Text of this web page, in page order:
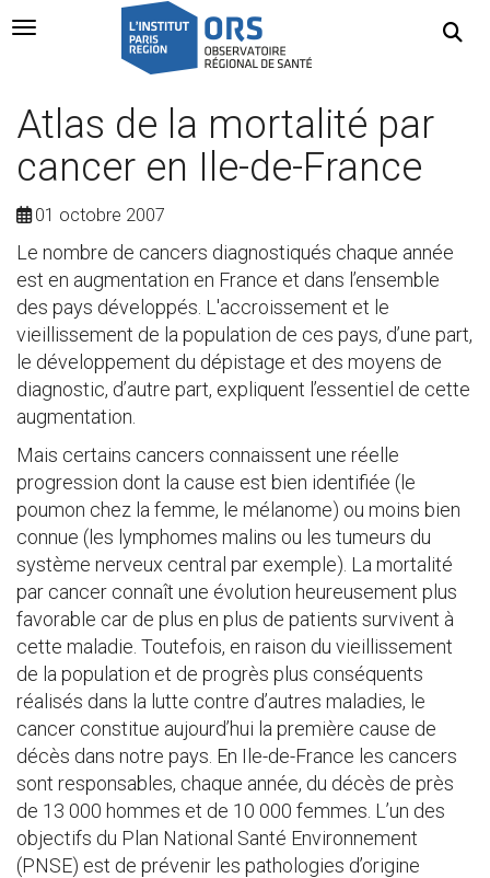
Navigation Toggle
Atlas de la mortalité par
cancer en Ile-de-France
01 octobre 2007
Le nombre de cancers diagnostiqués chaque année
est en augmentation en France et dans l’ensemble
des pays développés. L'accroissement et le
vieillissement de la population de ces pays, d’une part,
le développement du dépistage et des moyens de
diagnostic, d’autre part, expliquent l’essentiel de cette
augmentation.
Mais certains cancers connaissent une réelle
progression dont la cause est bien identifiée (le
poumon chez la femme, le mélanome) ou moins bien
connue (les lymphomes malins ou les tumeurs du
système nerveux central par exemple). La mortalité
par cancer connaît une évolution heureusement plus
favorable car de plus en plus de patients survivent à
cette maladie. Toutefois, en raison du vieillissement
de la population et de progrès plus conséquents
réalisés dans la lutte contre d’autres maladies, le
cancer constitue aujourd’hui la première cause de
décès dans notre pays. En Ile-de-France les cancers
sont responsables, chaque année, du décès de près
de 13 000 hommes et de 10 000 femmes. L’un des
objectifs du Plan National Santé Environnement
(PNSE) est de prévenir les pathologies d’origine